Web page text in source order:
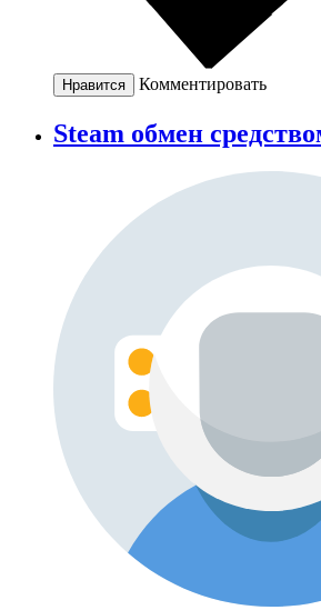
Нравится Комментировать
Steam обмен